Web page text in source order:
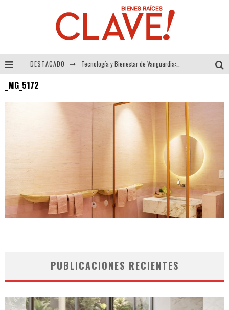
DESTACADO
Alexandra Bedoya – La Constancia detrás de La Paletería
_MG_5172
PUBLICACIONES RECIENTES